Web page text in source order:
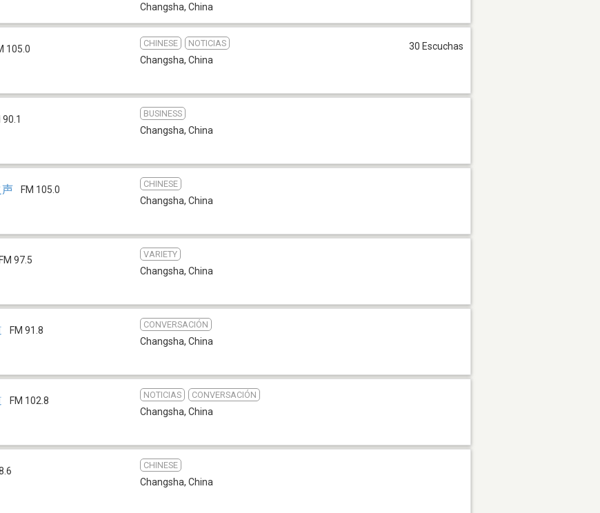
Changsha, China
105.0
CHINESE NOTICIAS
Changsha, China
30 Escuchas
90.1
BUSINESS
Changsha, China
FM 105.0
CHINESE
Changsha, China
FM 97.5
VARIETY
Changsha, China
FM 91.8
CONVERSACIÓN
Changsha, China
FM 102.8
NOTICIAS CONVERSACIÓN
Changsha, China
CHINESE
Changsha, China